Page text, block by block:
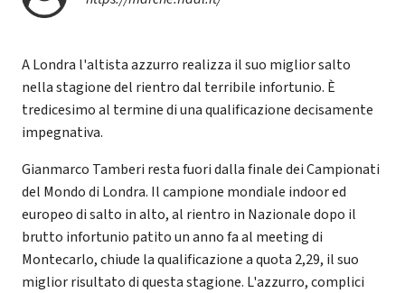
A Londra l'altista azzurro realizza il suo miglior salto
nella stagione del rientro dal terribile infortunio. È
tredicesimo al termine di una qualificazione decisamente
impegnativa.
Gianmarco Tamberi resta fuori dalla finale dei Campionati
del Mondo di Londra. Il campione mondiale indoor ed
europeo di salto in alto, al rientro in Nazionale dopo il
brutto infortunio patito un anno fa al meeting di
Montecarlo, chiude la qualificazione a quota 2,29, il suo
miglior risultato di questa stagione. L'azzurro, complici